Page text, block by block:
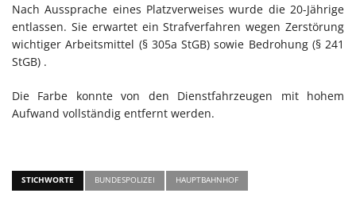
Nach Aussprache eines Platzverweises wurde die 20-Jährige
entlassen. Sie erwartet ein Strafverfahren wegen Zerstörung
wichtiger Arbeitsmittel (§ 305a StGB) sowie Bedrohung (§ 241
StGB) .
Die Farbe konnte von den Dienstfahrzeugen mit hohem
Aufwand vollständig entfernt werden.
STICHWORTE BUNDESPOLIZEI HAUPTBAHNHOF